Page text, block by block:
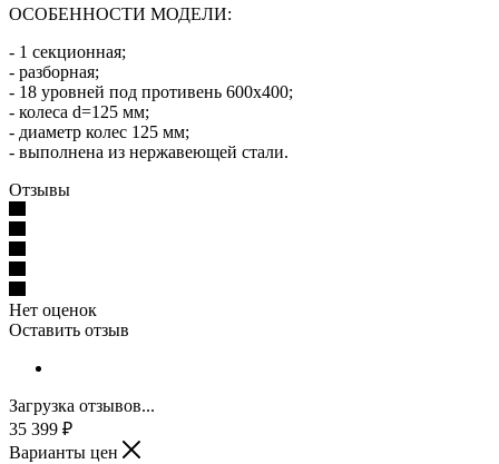
ОСОБЕННОСТИ МОДЕЛИ:
- 1 секционная;
- разборная;
- 18 уровней под противень 600х400;
- колеса d=125 мм;
- диаметр колес 125 мм;
- выполнена из нержавеющей стали.
Отзывы
Нет оценок
Оставить отзыв
Загрузка отзывов...
35 399 ₽
Варианты цен